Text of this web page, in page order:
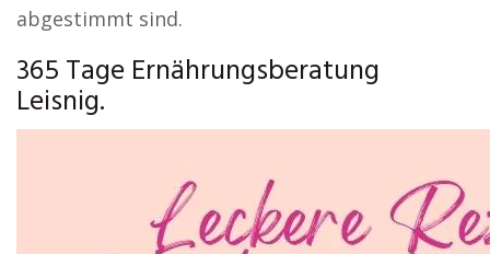
abgestimmt sind.
365 Tage Ernährungsberatung
Leisnig.